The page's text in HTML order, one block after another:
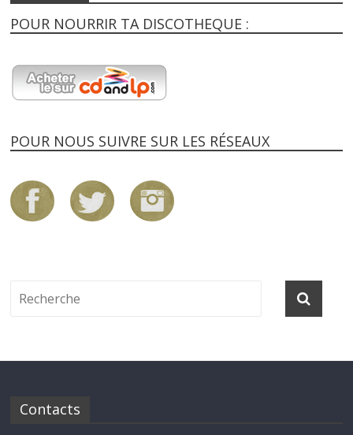
POUR NOURRIR TA DISCOTHEQUE :
POUR NOUS SUIVRE SUR LES RÉSEAUX
Contacts